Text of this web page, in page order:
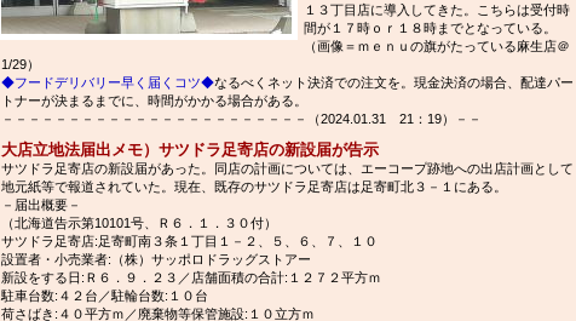
１３丁目店に導入してきた。こちらは受付時
間が１７時ｏｒ１８時までとなっている。
（画像＝ｍｅｎｕの旗がたっている麻生店＠
1/29）
◆フードデリバリー早く届くコツ◆なるべくネット決済での注文を。現金決済の場合、配達パー
トナーが決まるまでに、時間がかかる場合がある。
－－－－－－－－－－－－－－－－－－－－－－－（2024.01.31 21：19）－－
大店立地法届出メモ）サツドラ足寄店の新設届が告示
サツドラ足寄店の新設届があった。同店の計画については、エーコープ跡地への出店計画として
地元紙等で報道されていた。現在、既存のサツドラ足寄店は足寄町北３－１にある。
－届出概要－
（北海道告示第10101号、Ｒ６．１．３０付）
サツドラ足寄店:足寄町南３条１丁目１－２、５、６、７、１０
設置者・小売業者:（株）サッポロドラッグストアー
新設をする日:Ｒ６．９．２３／店舗面積の合計:１２７２平方ｍ
駐車台数:４２台／駐輪台数:１０台
荷さばき:４０平方ｍ／廃棄物等保管施設:１０立方ｍ